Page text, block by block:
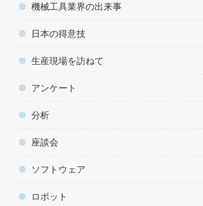
機械工具業界の出来事
日本の得意技
生産現場を訪ねて
アンケート
分析
座談会
ソフトウェア
ロボット